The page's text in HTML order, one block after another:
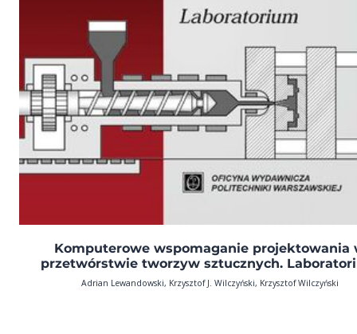
Komputerowe wspomaganie projektowania
przetwórstwie tworzyw sztucznych.
Adrian Lewandowski, Krzysztof J. Wilczyński, Krzysztof Wilczyński